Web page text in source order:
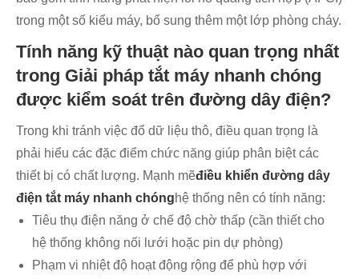
trong một số kiểu máy, bổ sung thêm một lớp phòng cháy.
Tính năng kỹ thuật nào quan trọng nhất
trong Giải pháp tắt máy nhanh chóng
được kiểm soát trên đường dây điện?
Trong khi tránh việc đổ dữ liệu thô, điều quan trọng là
phải hiểu các đặc điểm chức năng giúp phân biệt các
thiết bị có chất lượng. Mạnh mẽđiều khiển đường dây
điện tắt máy nhanh chónghệ thống nên có tính năng:
Tiêu thụ điện năng ở chế độ chờ thấp (cần thiết cho
hệ thống không nối lưới hoặc pin dự phòng)
Phạm vi nhiệt độ hoạt động rộng để phù hợp với